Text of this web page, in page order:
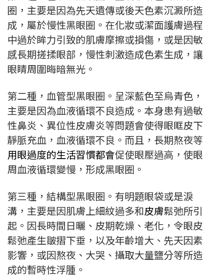
圈，主要是因為先天遺傳或後天色素沉澱所造
成，屬於慢性黑眼圈。在化妝或潔面護膚過程
中過於眸力引致的肌膚摩擦或損傷，或是因敏
感長期搓揉眼部，慢性刺激造成色素生成，讓
眼睛周圍晦暗無光。
第二種，血管型黑眼圈。呈深藍色至烏青色，
主要是因為血液循環不良造成。本身患有過敏
性鼻炎、異位性皮膚炎等問題會使得眼眶皮下
靜脈充血，血液循環不良。而且，長期熬夜等
用眼過度的生活習慣都會促使眼壓過高，使眼
周血液循環變慢，形成黑眼圈。
第三種，結構型黑眼圈。有明題眼袋或是淚
溝，主要是因肌膚上細紋過多和皮膚鬆弛所引
起。因長時間日曬、皮期乾燥、老化，令眼皮
鬆弛產生皺摺下垂，以及年齡增大、先天因素
影響，或因熬夜、大哭、攝取大量鹽分等所造
成的暫時性浮腫。